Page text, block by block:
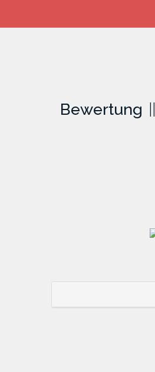
Bewertung